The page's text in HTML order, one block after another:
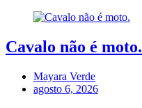
Cavalo não é moto.
Mayara Verde
agosto 6, 2026